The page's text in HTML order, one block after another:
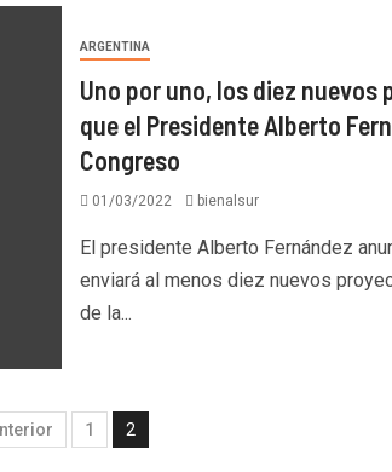
ARGENTINA
Uno por uno, los diez nuevos
que el Presidente Alberto
Congreso
01/03/2022 bienalsur
El presidente Alberto Fernández
enviará al menos diez nuevos
de la...
1 2